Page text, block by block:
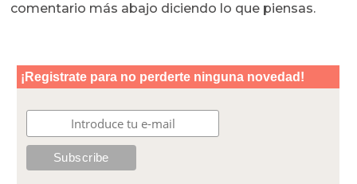
comentario más abajo diciendo lo que piensas.